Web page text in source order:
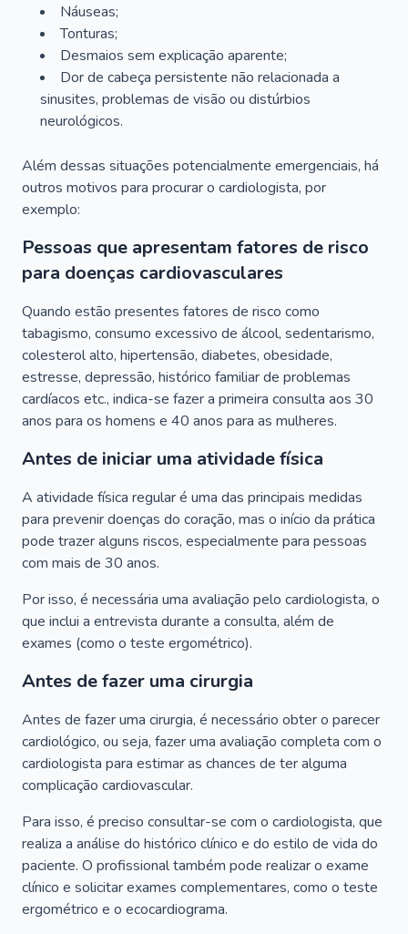
Náuseas;
Tonturas;
Desmaios sem explicação aparente;
Dor de cabeça persistente não relacionada a
sinusites, problemas de visão ou distúrbios
neurológicos.
Além dessas situações potencialmente emergenciais, há
outros motivos para procurar o cardiologista, por
exemplo:
Pessoas que apresentam fatores de risco
para doenças cardiovasculares
Quando estão presentes fatores de risco como
tabagismo, consumo excessivo de álcool, sedentarismo,
colesterol alto, hipertensão, diabetes, obesidade,
estresse, depressão, histórico familiar de problemas
cardíacos etc., indica-se fazer a primeira consulta aos 30
anos para os homens e 40 anos para as mulheres.
Antes de iniciar uma atividade física
A atividade física regular é uma das principais medidas
para prevenir doenças do coração, mas o início da prática
pode trazer alguns riscos, especialmente para pessoas
com mais de 30 anos.
Por isso, é necessária uma avaliação pelo cardiologista, o
que inclui a entrevista durante a consulta, além de
exames (como o teste ergométrico).
Antes de fazer uma cirurgia
Antes de fazer uma cirurgia, é necessário obter o parecer
cardiológico, ou seja, fazer uma avaliação completa com o
cardiologista para estimar as chances de ter alguma
complicação cardiovascular.
Para isso, é preciso consultar-se com o cardiologista, que
realiza a análise do histórico clínico e do estilo de vida do
paciente. O profissional também pode realizar o exame
clínico e solicitar exames complementares, como o teste
ergométrico e o ecocardiograma.